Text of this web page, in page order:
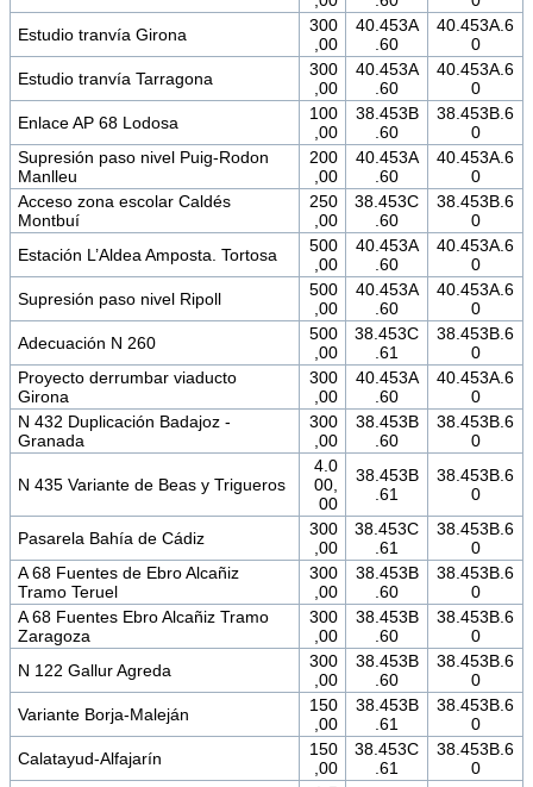
Estudio tranvía Girona
300
,00
40.453A
.60
40.453A.6
0
Estudio tranvía Tarragona
300
,00
40.453A
.60
40.453A.6
0
Enlace AP 68 Lodosa
100
,00
38.453B
.60
38.453B.6
0
Supresión paso nivel Puig-Rodon
Manlleu
200
,00
40.453A
.60
40.453A.6
0
Acceso zona escolar Caldés
Montbuí
250
,00
38.453C
.60
38.453B.6
0
Estación L’Aldea Amposta. Tortosa
500
,00
40.453A
.60
40.453A.6
0
Supresión paso nivel Ripoll
500
,00
40.453A
.60
40.453A.6
0
Adecuación N 260
500
,00
38.453C
.61
38.453B.6
0
Proyecto derrumbar viaducto
Girona
300
,00
40.453A
.60
40.453A.6
0
N 432 Duplicación Badajoz -
Granada
300
,00
38.453B
.60
38.453B.6
0
N 435 Variante de Beas y Trigueros
4.0
00,
00
38.453B
.61
38.453B.6
0
Pasarela Bahía de Cádiz
300
,00
38.453C
.61
38.453B.6
0
A 68 Fuentes de Ebro Alcañiz
Tramo Teruel
300
,00
38.453B
.60
38.453B.6
0
A 68 Fuentes Ebro Alcañiz Tramo
Zaragoza
300
,00
38.453B
.60
38.453B.6
0
N 122 Gallur Agreda
300
,00
38.453B
.60
38.453B.6
0
Variante Borja-Maleján
150
,00
38.453B
.61
38.453B.6
0
Calatayud-Alfajarín
150
,00
38.453C
.61
38.453B.6
0